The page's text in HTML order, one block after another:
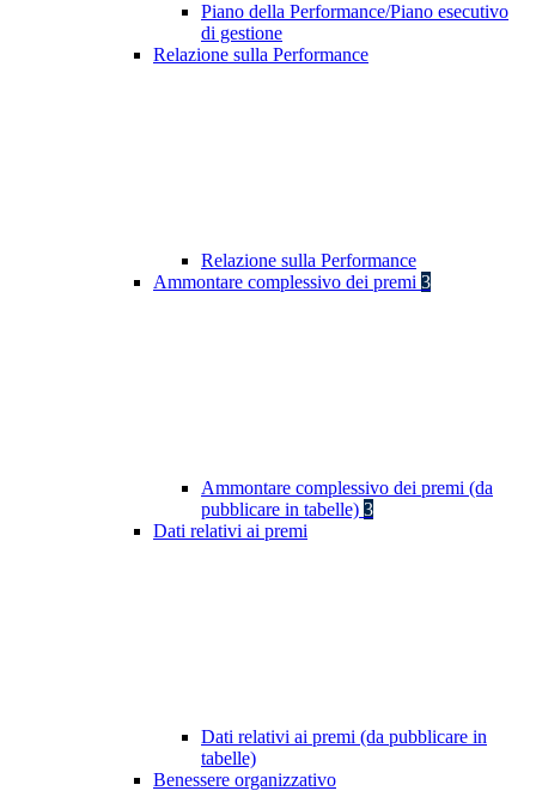
Piano della Performance/Piano esecutivo
di gestione
Relazione sulla Performance
Relazione sulla Performance
Ammontare complessivo dei premi 3
Ammontare complessivo dei premi (da
pubblicare in tabelle) 3
Dati relativi ai premi
Dati relativi ai premi (da pubblicare in
tabelle)
Benessere organizzativo